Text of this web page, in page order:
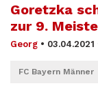
Goretzka
zur 9.
Georg • 03.04.2021
FC Bayern Männer